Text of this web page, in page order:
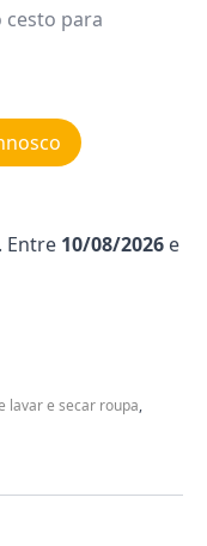
para
Entre 10/08/2026 e
lavar e secar roupa,